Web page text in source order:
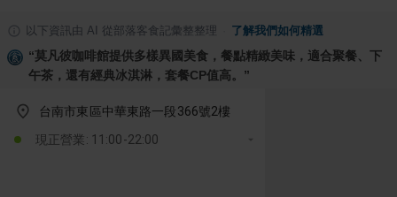
以下資訊由 AI 從部落客食記彙整整理 了解我們如何精選
“莫凡彼咖啡館提供多樣異國美食，餐點精緻美味，適合聚餐、下
午茶，還有經典冰淇淋，套餐CP值高。 ”
台南市東區中華東路一段366號2樓
現正營業: 11:00-22:00